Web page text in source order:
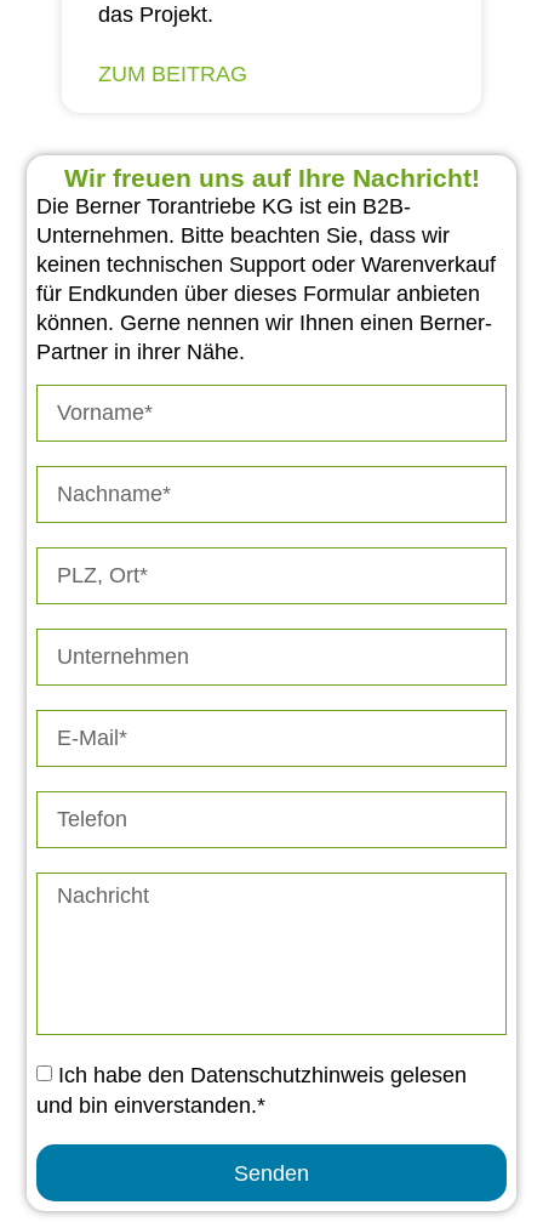
das Projekt.
ZUM BEITRAG
Wir freuen uns auf Ihre Nachricht!
Die Berner Torantriebe KG ist ein B2B-
Unternehmen. Bitte beachten Sie, dass wir
keinen technischen Support oder Warenverkauf
für Endkunden über dieses Formular anbieten
können. Gerne nennen wir Ihnen einen Berner-
Partner in ihrer Nähe.
Ich habe den Datenschutzhinweis gelesen
und bin einverstanden.*
Senden